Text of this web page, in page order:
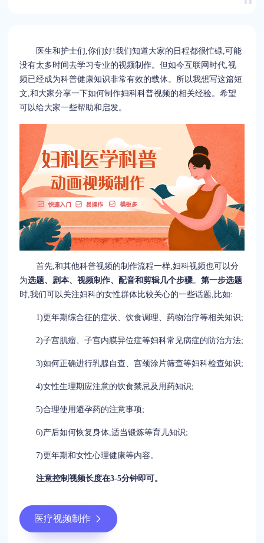
医生和护士们,你们好!我们知道大家的日程都很忙碌,可能
没有太多时间去学习专业的视频制作。但如今互联网时代,视
频已经成为科普健康知识非常有效的载体。所以我想写这篇短
文,和大家分享一下如何制作妇科科普视频的相关经验。希望
可以给大家一些帮助和启发。
首先,和其他科普视频的制作流程一样,妇科视频也可以分
为选题、剧本、视频制作、配音和剪辑几个步骤。第一步选题
时,我们可以关注妇科的女性群体比较关心的一些话题,比如:
1)更年期综合征的症状、饮食调理、药物治疗等相关知识;
2)子宫肌瘤、子宫内膜异位症等妇科常见病症的防治方法;
3)如何正确进行乳腺自查、宫颈涂片筛查等妇科检查知识;
4)女性生理期应注意的饮食禁忌及用药知识;
5)合理使用避孕药的注意事项;
6)产后如何恢复身体,适当锻炼等育儿知识;
7)更年期和女性心理健康等内容。
注意控制视频长度在3-5分钟即可。
医疗视频制作